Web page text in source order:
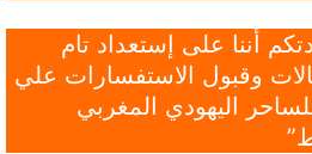
أننا على إستعداد تام
وقبول الاستفسارات علي
اليهودي المغربي